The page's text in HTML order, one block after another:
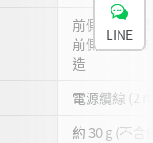
前側外殼：
前側薄膜：
造
電源纜線 (2
約 30 g (不含
LINE